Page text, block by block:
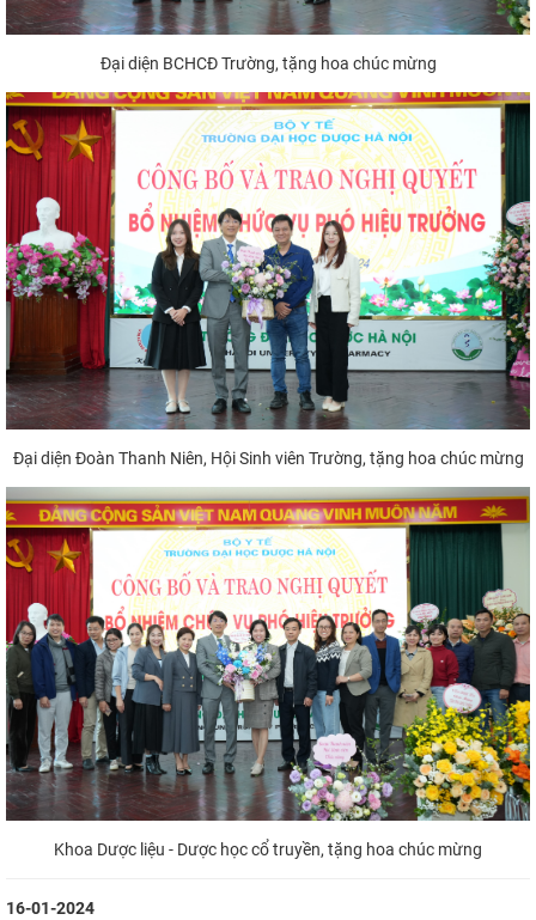
Đại diện BCHCĐ Trường, tặng hoa chúc mừng
Đại diện Đoàn Thanh Niên, Hội Sinh viên Trường, tặng hoa chúc mừng
Khoa Dược liệu - Dược học cổ truyền, tặng hoa chúc mừng
16-01-2024